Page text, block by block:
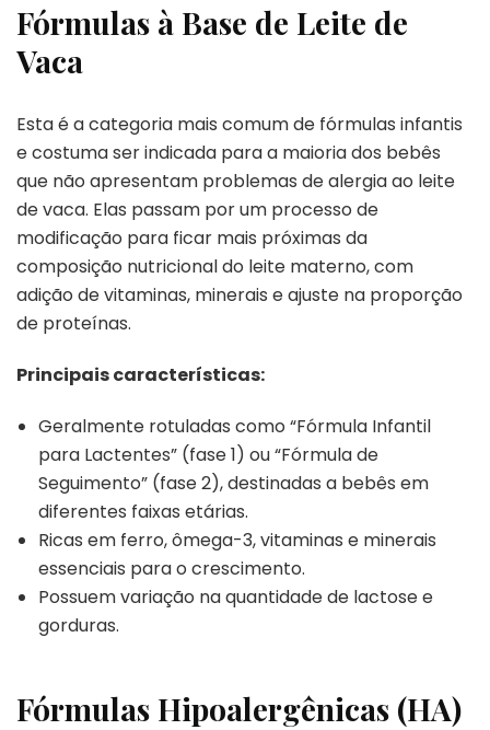
Fórmulas à Base de Leite de
Vaca
Esta é a categoria mais comum de fórmulas infantis
e costuma ser indicada para a maioria dos bebês
que não apresentam problemas de alergia ao leite
de vaca. Elas passam por um processo de
modificação para ficar mais próximas da
composição nutricional do leite materno, com
adição de vitaminas, minerais e ajuste na proporção
de proteínas.
Principais características:
Geralmente rotuladas como “Fórmula Infantil
para Lactentes” (fase 1) ou “Fórmula de
Seguimento” (fase 2), destinadas a bebês em
diferentes faixas etárias.
Ricas em ferro, ômega-3, vitaminas e minerais
essenciais para o crescimento.
Possuem variação na quantidade de lactose e
gorduras.
Fórmulas Hipoalergênicas (HA)